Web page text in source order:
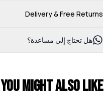
Delivery & Free Returns
هل تحتاج إلى مساعدة؟
You might also like